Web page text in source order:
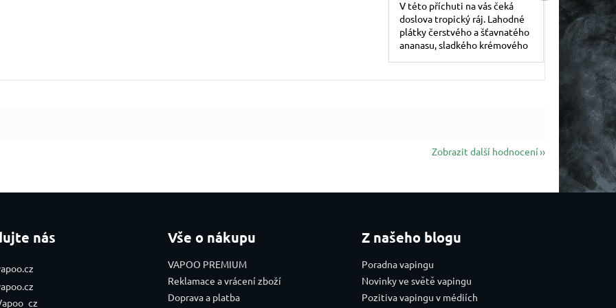
V této příchuti na vás čeká
doslova tropický ráj. Lahodné
plátky čerstvého a šťavnatého
ananasu, sladkého krémového
Zobrazit další hodnocení
nás Vše o nákupu
VAPOO PREMIUM
Reklamace a vrácení zboží
Doprava a platba
Z našeho blogu
Poradna vapingu
Novinky ve světě vapingu
Pozitiva vapingu v médiích